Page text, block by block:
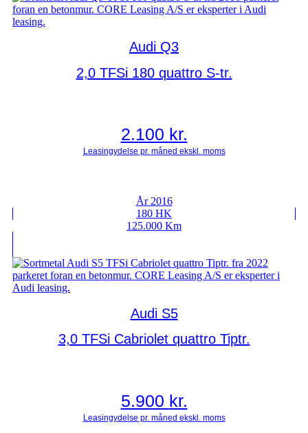
Audi Q3
2,0 TFSi 180 quattro S-tr.
2.100 kr.
År 2016
180 HK
125.000 Km
Audi S5
3,0 TFSi Cabriolet quattro Tiptr.
5.900 kr.